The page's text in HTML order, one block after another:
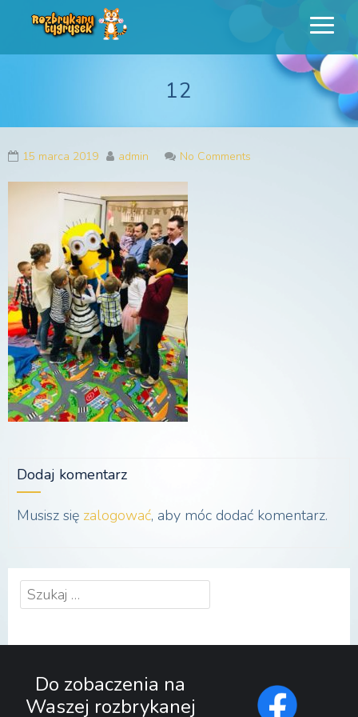
Rozbrykany
Profesjonalne animacje urodzinowe dla dzieci
12
15 marca 2019 admin No Comments
Dodaj komentarz
Musisz się zalogować, aby móc dodać komentarz.
Szukaj:
Do zobaczenia na
Waszej rozbrykanej